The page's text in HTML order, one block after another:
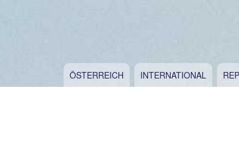
ÖSTERREICH INTERNATIONAL